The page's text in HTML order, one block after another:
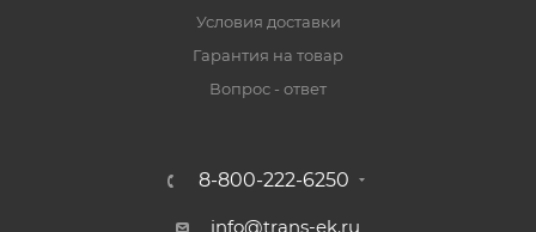
Условия доставки
Гарантия на товар
Вопрос - ответ
8-800-222-6250
info@trans-ek.ru